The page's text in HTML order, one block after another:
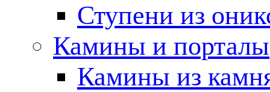
Ступени из
Камины и порталы
Камины из